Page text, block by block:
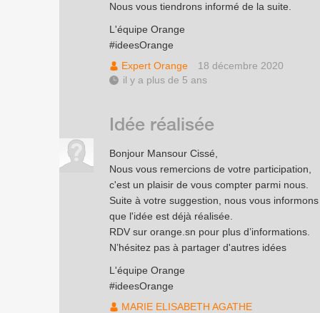
Nous vous tiendrons informé de la suite.
L'équipe Orange
#ideesOrange
Expert Orange
18 décembre 2020
il y a plus de 5 ans
Bonjour Mansour Cissé,
Nous vous remercions de votre participation,
c'est un plaisir de vous compter parmi nous.
Suite à votre suggestion, nous vous informons
que l'idée est déjà réalisée.
RDV sur orange.sn pour plus d’informations.
N’hésitez pas à partager d'autres idées
L'équipe Orange
#ideesOrange
MARIE ELISABETH AGATHE
Idée réalisée